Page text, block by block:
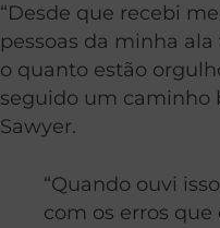
“Desde que recebi
pessoas da minha
o quanto estão
seguido um caminho
Sawyer.
“Quando ouvi
com os erros